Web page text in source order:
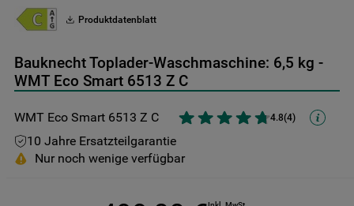
Produktdatenblatt
Bauknecht Toplader-Waschmaschine: 6,5 kg -
WMT Eco Smart 6513 Z C
WMT Eco Smart 6513 Z C 4.8(4)
10 Jahre Ersatzteilgarantie
Nur noch wenige verfügbar